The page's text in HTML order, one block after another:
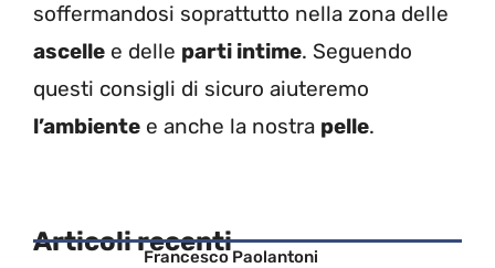
soffermandosi soprattutto nella zona delle
ascelle e delle parti intime. Seguendo
questi consigli di sicuro aiuteremo
l’ambiente e anche la nostra pelle.
Articoli recentiFrancesco Paolantoni